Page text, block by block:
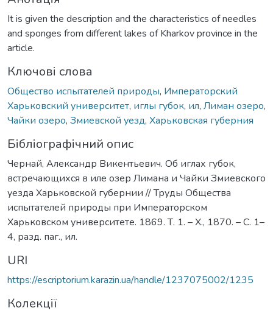
It is given the description and the characteristics of needles
and sponges from different lakes of Kharkov province in the
article.
Ключові слова
Общество испытателей природы, Императорский
Харьковский университет, иглы губок, ил, Лиман озеро,
Чайки озеро, Змиевской уезд, Харьковская губерния
Бібліографічний опис
Чернай, Александр Викентьевич. Об иглах губок,
встречающихся в иле озер Лимана и Чайки Змиевского
уезда Харьковской губернии // Труды Общества
испытателей природы при Императорском
Харьковском университете. 1869. Т. 1. – Х., 1870. – С. 1–
4, разд. паг., ил.
URI
https://escriptorium.karazin.ua/handle/1237075002/1235
Колекції